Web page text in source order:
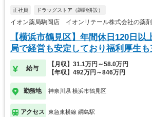
正社員 ドラッグストア（調剤併設）
イオン薬局駒岡店 イオンリテール株式会社の薬剤
【横浜市鶴見区】年間休日120日
局で経営も安定しており福利厚生も
給与
【月収】31.1万円～58.0万円
【年収】492万円～846万円
勤務地 神奈川県 横浜市鶴見区
アクセス 東急東横線 綱島駅